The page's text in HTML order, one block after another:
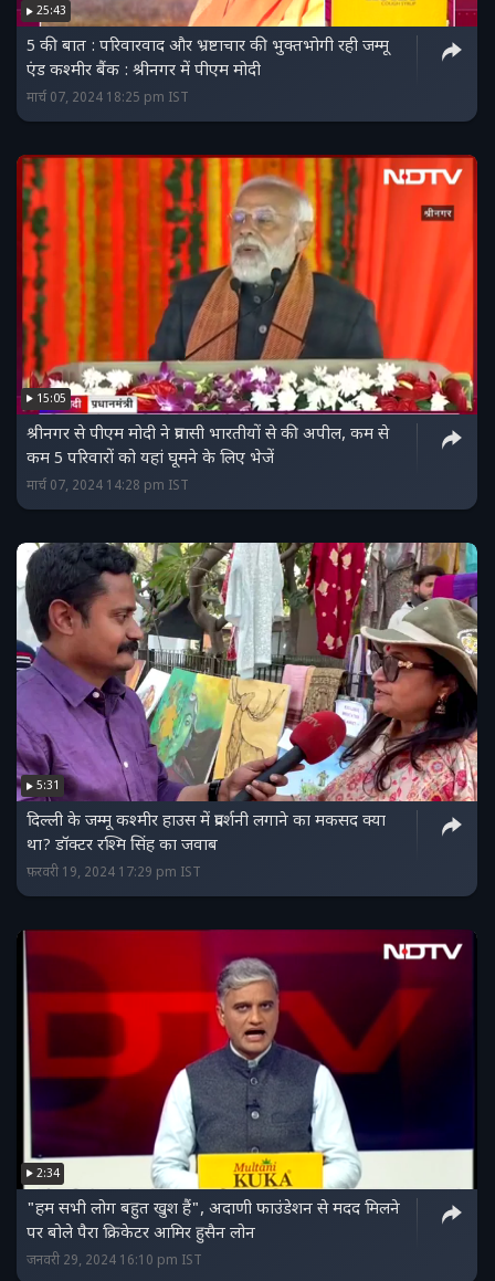
25:43
5 की बात : परिवारवाद और भ्रष्टाचार की भुक्तभोगी रही जम्मू
एंड कश्मीर बैंक : श्रीनगर में पीएम मोदी
मार्च 07, 2024 18:25 pm IST
15:05
श्रीनगर से पीएम मोदी ने प्रवासी भारतीयों से की अपील, कम से
कम 5 परिवारों को यहां घूमने के लिए भेजें
मार्च 07, 2024 14:28 pm IST
5:31
दिल्ली के जम्मू कश्मीर हाउस में प्रदर्शनी लगाने का मकसद क्या
था? डॉक्टर रश्मि सिंह का जवाब
फ़रवरी 19, 2024 17:29 pm IST
2:34
"हम सभी लोग बहुत खुश हैं", अदाणी फाउंडेशन से मदद मिलने
पर बोले पैरा क्रिकेटर आमिर हुसैन लोन
जनवरी 29, 2024 16:10 pm IST